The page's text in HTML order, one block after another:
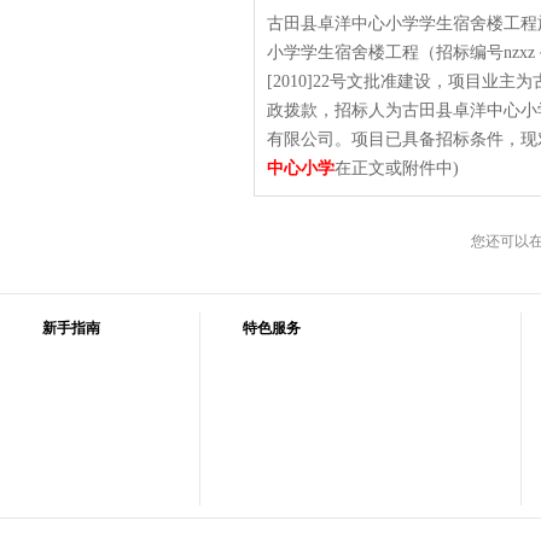
古田县卓洋中心小学学生宿舍楼工
小学学生宿舍楼工程（招标编号
[2010]22号文批准建设，项目业主
政拨款，招标人为古田县卓洋中心
有限公司。项目已具备招标条件，
中心小学在正文或附件中)
您还可以
新手指南 特色服务